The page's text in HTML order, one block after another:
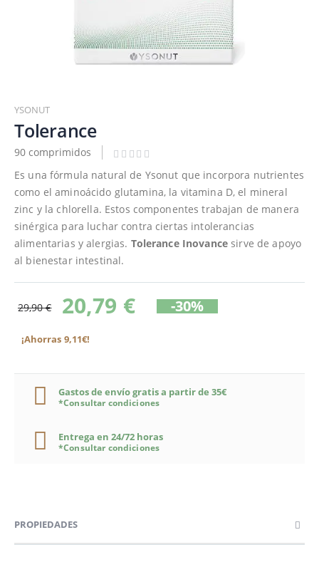
al
comienzo
de
la
galería
imágenes
YSONUT
Tolerance
90 comprimidos
Es una fórmula natural de Ysonut que incorpora nutrientes
como el aminoácido glutamina, la vitamina D, el mineral
zinc y la chlorella. Estos componentes trabajan de manera
sinérgica para luchar contra ciertas intolerancias
alimentarias y alergias. Tolerance Inovance sirve de apoyo
al bienestar intestinal.
29,90 € 20,79 € -30%
¡Ahorras 9,11€!
Gastos de envío gratis a partir de 35€
*Consultar condiciones
Entrega en 24/72 horas
*Consultar condiciones
PROPIEDADES